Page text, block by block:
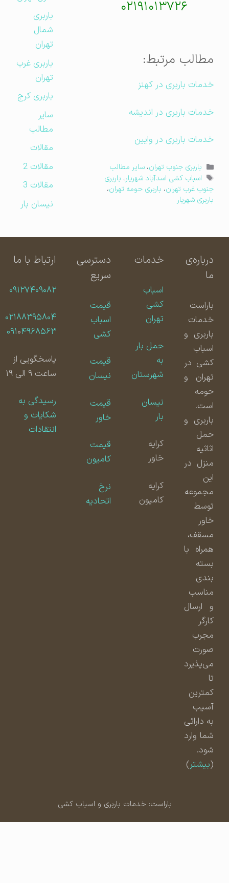
۰۲۱۹۱۰۱۳۷۲۶
مطالب مرتبط:
خدمات باربری در کهنز
خدمات باربری در اندیشه
خدمات باربری در وایین
دسته‌ها
باربری جنوب تهران ،سایر مطالب
برچسب‌ها
اسباب کشی اسدآباد شهریار،باربری
جنوب غرب تهران ،باربری حومه تهران ،
باربری شهریار
باربری
شمال
تهران
باربری غرب
تهران
باربری کرج
مطالب
مقالات
مقالات 2
مقالات 3
نیسان بار
درباره‌ی
باراست
خدمات
باربری و
اسباب
کشی در
تهران و
حومه
است.
باربری و
حمل
اثاثیه
منزل در
مجموعه
توسط
مسقف،
همراه با
بسته
بندی
مناسب
و ارسال
مجرب
صورت
می‌پذیرد
کمترین
آسیب
به دارائی
شما وارد
شود.
بیشتر)
خدمات
اسباب
کشی
تهران
حمل بار
شهرستان
نیسان
کامیون
دسترسی
سریع
قیمت
اسباب
کشی
قیمت
نیسان
قیمت
قیمت
کامیون
اتحادیه
ارتباط با ما
۰۹۱۲۷۴۰۹۰۸۲
۰۲۱۸۸۳۹۵۸۰۴
۰۹۱۰۴۹۶۸۵۶۳
پاسخگویی از
ساعت ۹ الی ۱۹
رسیدگی به
شکایات و
انتقادات
باراست: خدمات باربری و اسباب کشی